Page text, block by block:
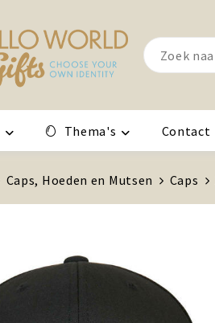
Thema's Contact
Caps, Hoeden en Mutsen Caps